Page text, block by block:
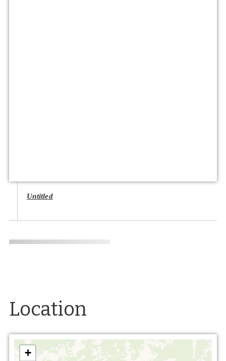
Untitled
Location
+